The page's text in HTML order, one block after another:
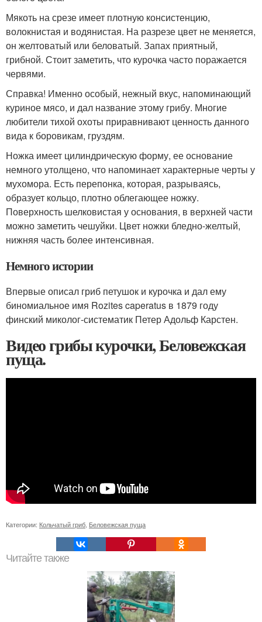
Мякоть на срезе имеет плотную консистенцию,
волокнистая и водянистая. На разрезе цвет не меняется,
он желтоватый или беловатый. Запах приятный,
грибной. Стоит заметить, что курочка часто поражается
червями.
Справка! Именно особый, нежный вкус, напоминающий
куриное мясо, и дал название этому грибу. Многие
любители тихой охоты приравнивают ценность данного
вида к боровикам, груздям.
Ножка имеет цилиндрическую форму, ее основание
немного утолщено, что напоминает характерные черты у
мухомора. Есть перепонка, которая, разрываясь,
образует кольцо, плотно облегающее ножку.
Поверхность шелковистая у основания, в верхней части
можно заметить чешуйки. Цвет ножки бледно-желтый,
нижняя часть более интенсивная.
Немного истории
Впервые описал гриб петушок и курочка и дал ему
биномиальное имя Rozites caperatus в 1879 году
финский миколог-систематик Петер Адольф Карстен.
Видео грибы курочки, Беловежская
пуща.
Категории: Кольчатый гриб Беловежская пуща
Читайте также